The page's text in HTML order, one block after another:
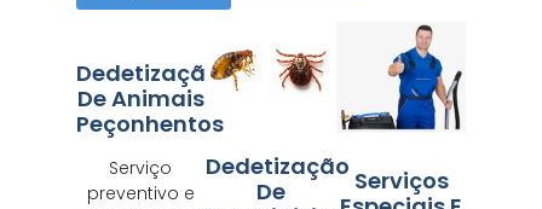
Dedetização
De Animais
Peçonhentos
Serviço
preventivo e
Dedetização
De
Serviços